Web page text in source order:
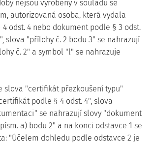
nejsou vyrobeny v souladu se
autorizovaná osoba, která vydala
odst. 4 nebo dokument podle § 3 odst.
slova "přílohy č. 2 bodu 3" se nahrazují
č. 2" a symbol "l" se nahrazuje
slova "certifikát přezkoušení typu"
podle § 4 odst. 4", slova
se nahrazují slovy "dokument
a) bodu 2" a na konci odstavce 1 se
"Účelem dohledu podle odstavce 2 je